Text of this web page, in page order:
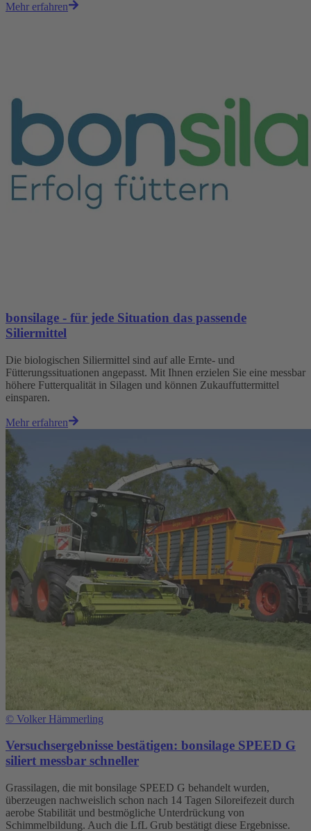
Mehr erfahren
bonsilage - für jede Situation das passende
Siliermittel
Die biologischen Siliermittel sind auf alle Ernte- und
Fütterungssituationen angepasst. Mit Ihnen erzielen Sie eine messbar
höhere Futterqualität in Silagen und können Zukauffuttermittel
einsparen.
Mehr erfahren
© Volker Hämmerling
Versuchsergebnisse bestätigen: bonsilage SPEED G
siliert messbar schneller
Grassilagen, die mit bonsilage SPEED G behandelt wurden,
überzeugen nachweislich schon nach 14 Tagen Siloreifezeit durch
aerobe Stabilität und bestmögliche Unterdrückung von
Schimmelbildung. Auch die LfL Grub bestätigt diese Ergebnisse.